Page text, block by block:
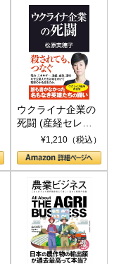
ウクライナ企業の
死闘 (産経セレク
ト S 039)¥1,210（税込）